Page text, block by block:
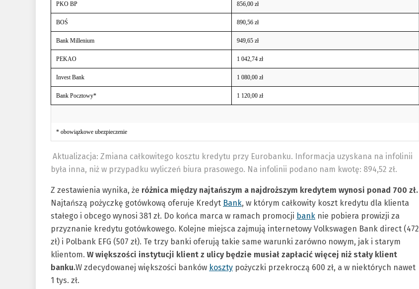
PKO BP 856,00 zł
BOŚ 890,56 zł
Bank Millenium 949,65 zł
PEKAO 1 042,74 zł
Invest Bank 1 080,00 zł
Bank Pocztowy* 1 120,00 zł
* obowiązkowe ubezpieczenie
Aktualizacja: Zmiana całkowitego kosztu kredytu przy Eurobanku. Informacja uzyskana na infolinii
była inna, niż w przypadku wyliczeń biura prasowego. Na infolinii podano nam kwotę: 894,52 zł.
Z zestawienia wynika, że różnica między najtańszym a najdroższym kredytem wynosi ponad 700 zł.
Najtańszą pożyczkę gotówkową oferuje Kredyt Bank, w którym całkowity koszt kredytu dla klienta
stałego i obcego wynosi 381 zł. Do końca marca w ramach promocji bank nie pobiera prowizji za
przyznanie kredytu gotówkowego. Kolejne miejsca zajmują internetowy Volkswagen Bank direct (472
zł) i Polbank EFG (507 zł). Te trzy banki oferują takie same warunki zarówno nowym, jak i starym
klientom. W większości instytucji klient z ulicy będzie musiał zapłacić więcej niż stały klient
banku.W zdecydowanej większości banków koszty pożyczki przekroczą 600 zł, a w niektórych nawet
1 tys. zł.